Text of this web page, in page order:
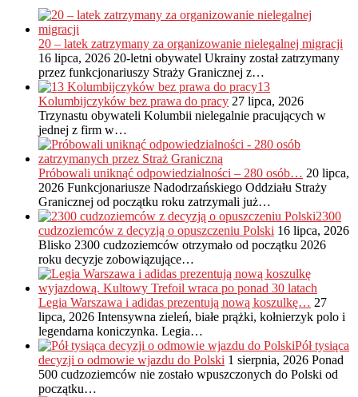
20 – latek zatrzymany za organizowanie nielegalnej migracji
16 lipca, 2026 20-letni obywatel Ukrainy został zatrzymany
przez funkcjonariuszy Straży Granicznej z…
13
Kolumbijczyków bez prawa do pracy 27 lipca, 2026
Trzynastu obywateli Kolumbii nielegalnie pracujących w
jednej z firm w…
Próbowali uniknąć odpowiedzialności – 280 osób… 20 lipca,
2026 Funkcjonariusze Nadodrzańskiego Oddziału Straży
Granicznej od początku roku zatrzymali już…
2300
cudzoziemców z decyzją o opuszczeniu Polski 16 lipca, 2026
Blisko 2300 cudzoziemców otrzymało od początku 2026
roku decyzje zobowiązujące…
Legia Warszawa i adidas prezentują nową koszulkę… 27
lipca, 2026 Intensywna zieleń, białe prążki, kołnierzyk polo i
legendarna koniczynka. Legia…
Pół tysiąca
decyzji o odmowie wjazdu do Polski 1 sierpnia, 2026 Ponad
500 cudzoziemców nie zostało wpuszczonych do Polski od
początku…